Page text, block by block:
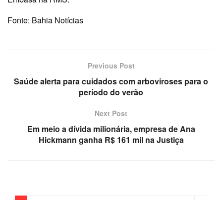
Fonte: Bahia Notícias
Previous Post
Saúde alerta para cuidados com arboviroses para o
período do verão
Next Post
Em meio a dívida milionária, empresa de Ana
Hickmann ganha R$ 161 mil na Justiça